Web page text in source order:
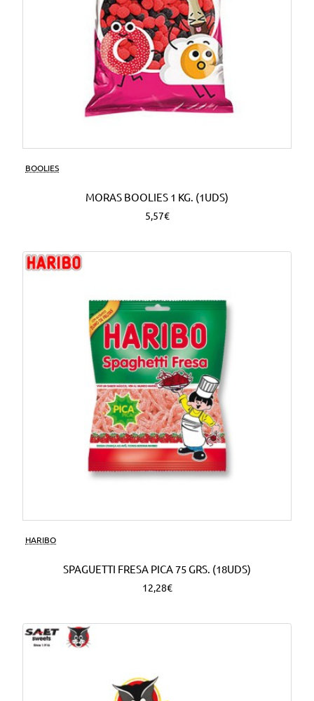
BOOLIES
MORAS BOOLIES 1 KG. (1UDS)
5,57€
HARIBO
SPAGUETTI FRESA PICA 75 GRS. (18UDS)
12,28€